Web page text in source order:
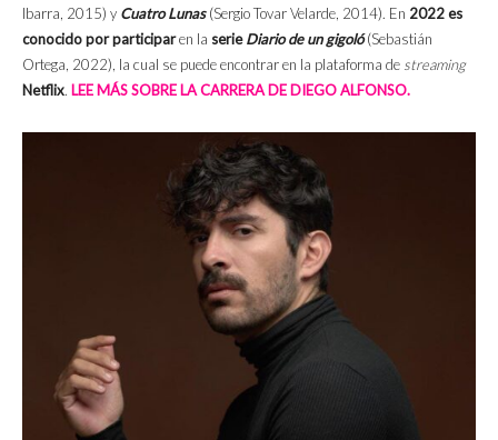
Ibarra, 2015) y Cuatro Lunas(Sergio Tovar Velarde, 2014). En 2022 es
conocido por participaren la serie Diario de un gigoló (Sebastián
Ortega, 2022), la cual se puede encontrar en la plataforma de streaming
Netflix. LEE MÁS SOBRE LA CARRERA DE DIEGO ALFONSO.